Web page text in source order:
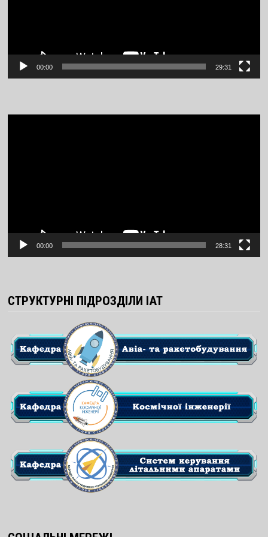
00:00 29:31
00:00 28:31
СТРУКТУРНІ ПІДРОЗДІЛИ ІАТ